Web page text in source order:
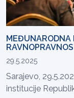
MEĐUNARODNA
29.5.2025
Sarajevo,
institucije